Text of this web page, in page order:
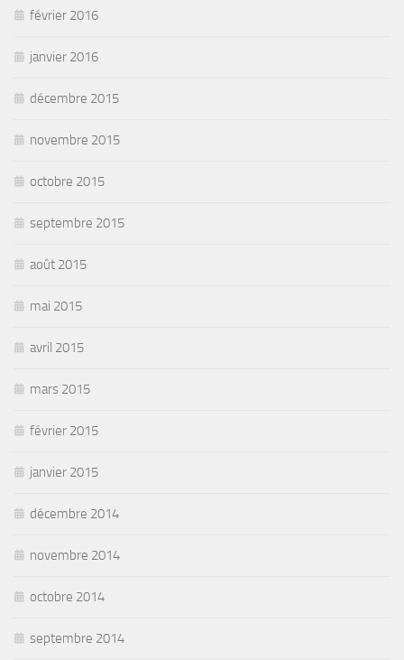
février 2016
janvier 2016
décembre 2015
novembre 2015
octobre 2015
septembre 2015
août 2015
mai 2015
avril 2015
mars 2015
février 2015
janvier 2015
décembre 2014
novembre 2014
octobre 2014
septembre 2014